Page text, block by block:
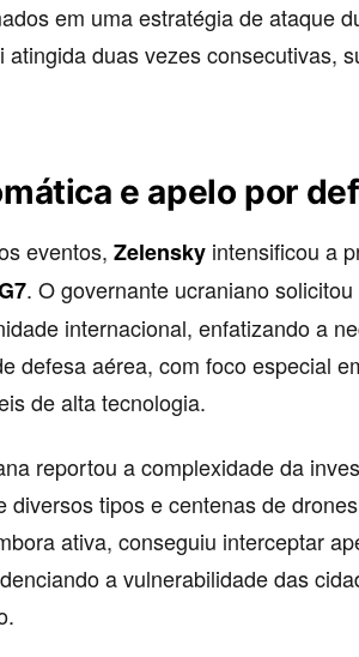
em uma estratégia de ataque
atingida duas vezes consecutivas,
e apelo por
eventos, Zelensky intensificou a
. O governante ucraniano
internacional, enfatizando a
defesa aérea, com foco especial
de alta tecnologia.
reportou a complexidade da
diversos tipos e centenas de
ativa, conseguiu interceptar
a vulnerabilidade das